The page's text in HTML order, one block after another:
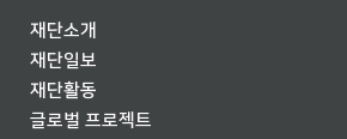
재단소개
재단일보
재단활동
글로벌 프로젝트